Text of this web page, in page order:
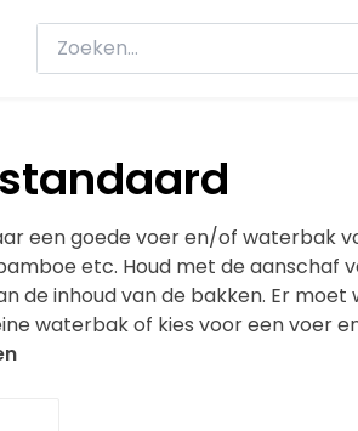
een goede voer en/of waterbak
etc. Houd met de aanschaf
de inhoud van de bakken. Er
waterbak of kies voor een voer